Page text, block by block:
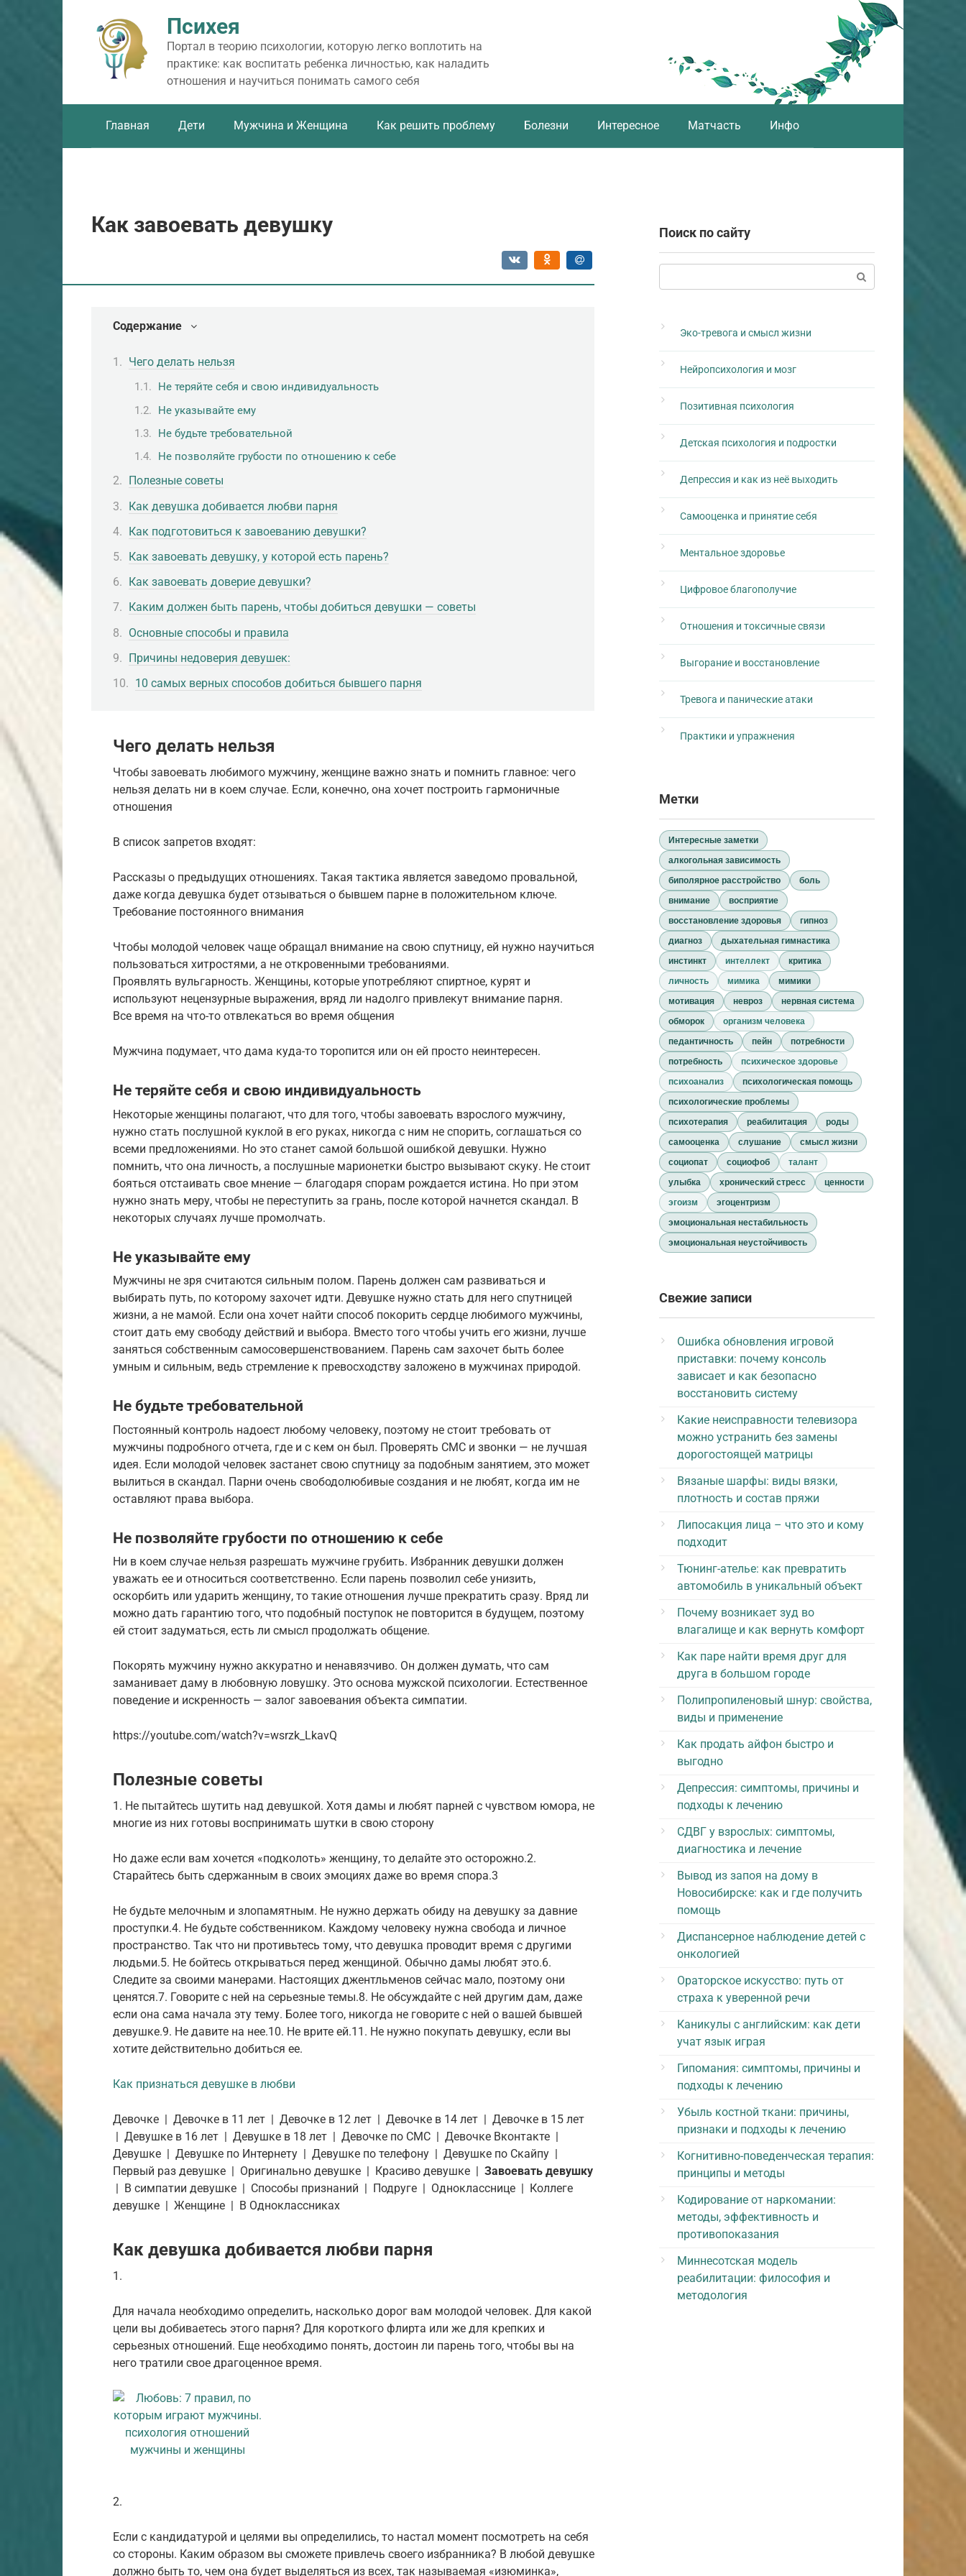
Психея
Портал в теорию психологии, которую легко воплотить на
практике: как воспитать ребенка личностью, как наладить
отношения и научиться понимать самого себя
Главная Дети Мужчина и Женщина Как решить проблему Болезни Интересное Матчасть Инфо
Как завоевать девушку
Содержание
Чего делать нельзя
Не теряйте себя и свою индивидуальность
Не указывайте ему
Не будьте требовательной
Не позволяйте грубости по отношению к себе
Полезные советы
Как девушка добивается любви парня
Как подготовиться к завоеванию девушки?
Как завоевать девушку, у которой есть парень?
Как завоевать доверие девушки?
Каким должен быть парень, чтобы добиться девушки — советы
Основные способы и правила
Причины недоверия девушек:
10 самых верных способов добиться бывшего парня
Чего делать нельзя
Чтобы завоевать любимого мужчину, женщине важно знать и помнить главное: чего
нельзя делать ни в коем случае. Если, конечно, она хочет построить гармоничные
отношения
В список запретов входят:
Рассказы о предыдущих отношениях. Такая тактика является заведомо провальной,
даже когда девушка будет отзываться о бывшем парне в положительном ключе.
Требование постоянного внимания
Чтобы молодой человек чаще обращал внимание на свою спутницу, ей нужно научиться
пользоваться хитростями, а не откровенными требованиями.
Проявлять вульгарность. Женщины, которые употребляют спиртное, курят и
используют нецензурные выражения, вряд ли надолго привлекут внимание парня.
Все время на что-то отвлекаться во время общения
Мужчина подумает, что дама куда-то торопится или он ей просто неинтересен.
Не теряйте себя и свою индивидуальность
Некоторые женщины полагают, что для того, чтобы завоевать взрослого мужчину,
нужно стать послушной куклой в его руках, никогда с ним не спорить, соглашаться со
всеми предложениями. Но это станет самой большой ошибкой девушки. Нужно
помнить, что она личность, а послушные марионетки быстро вызывают скуку. Не стоит
бояться отстаивать свое мнение — благодаря спорам рождается истина. Но при этом
нужно знать меру, чтобы не переступить за грань, после которой начнется скандал. В
некоторых случаях лучше промолчать.
Не указывайте ему
Мужчины не зря считаются сильным полом. Парень должен сам развиваться и
выбирать путь, по которому захочет идти. Девушке нужно стать для него спутницей
жизни, а не мамой. Если она хочет найти способ покорить сердце любимого мужчины,
стоит дать ему свободу действий и выбора. Вместо того чтобы учить его жизни, лучше
заняться собственным самосовершенствованием. Парень сам захочет быть более
умным и сильным, ведь стремление к превосходству заложено в мужчинах природой.
Не будьте требовательной
Постоянный контроль надоест любому человеку, поэтому не стоит требовать от
мужчины подробного отчета, где и с кем он был. Проверять СМС и звонки — не лучшая
идея. Если молодой человек застанет свою спутницу за подобным занятием, это может
вылиться в скандал. Парни очень свободолюбивые создания и не любят, когда им не
оставляют права выбора.
Не позволяйте грубости по отношению к себе
Ни в коем случае нельзя разрешать мужчине грубить. Избранник девушки должен
уважать ее и относиться соответственно. Если парень позволил себе унизить,
оскорбить или ударить женщину, то такие отношения лучше прекратить сразу. Вряд ли
можно дать гарантию того, что подобный поступок не повторится в будущем, поэтому
ей стоит задуматься, есть ли смысл продолжать общение.
Покорять мужчину нужно аккуратно и ненавязчиво. Он должен думать, что сам
заманивает даму в любовную ловушку. Это основа мужской психологии. Естественное
поведение и искренность — залог завоевания объекта симпатии.
https://youtube.com/watch?v=wsrzk_LkavQ
Полезные советы
1. Не пытайтесь шутить над девушкой. Хотя дамы и любят парней с чувством юмора, не
многие из них готовы воспринимать шутки в свою сторону
Но даже если вам хочется «подколоть» женщину, то делайте это осторожно.2.
Старайтесь быть сдержанным в своих эмоциях даже во время спора.3
Не будьте мелочным и злопамятным. Не нужно держать обиду на девушку за давние
проступки.4. Не будьте собственником. Каждому человеку нужна свобода и личное
пространство. Так что ни противьтесь тому, что девушка проводит время с другими
людьми.5. Не бойтесь открываться перед женщиной. Обычно дамы любят это.6.
Следите за своими манерами. Настоящих джентльменов сейчас мало, поэтому они
ценятся.7. Говорите с ней на серьезные темы.8. Не обсуждайте с ней другим дам, даже
если она сама начала эту тему. Более того, никогда не говорите с ней о вашей бывшей
девушке.9. Не давите на нее.10. Не врите ей.11. Не нужно покупать девушку, если вы
хотите действительно добиться ее.
Как признаться девушке в любви
Девочке | Девочке в 11 лет | Девочке в 12 лет | Девочке в 14 лет | Девочке в 15 лет
| Девушке в 16 лет | Девушке в 18 лет | Девочке по СМС | Девочке Вконтакте |
Девушке | Девушке по Интернету | Девушке по телефону | Девушке по Скайпу |
Первый раз девушке | Оригинально девушке | Красиво девушке | Завоевать девушку
| В симпатии девушке | Способы признаний | Подруге | Однокласснице | Коллеге
девушке | Женщине | В Одноклассниках
Как девушка добивается любви парня
1.
Для начала необходимо определить, насколько дорог вам молодой человек. Для какой
цели вы добиваетесь этого парня? Для короткого флирта или же для крепких и
серьезных отношений. Еще необходимо понять, достоин ли парень того, чтобы вы на
него тратили свое драгоценное время.
2.
Если с кандидатурой и целями вы определились, то настал момент посмотреть на себя
со стороны. Каким образом вы сможете привлечь своего избранника? В любой девушке
должно быть то, чем она будет выделяться из всех, так называемая «изюминка»,
Поиск по сайту
Эко-тревога и смысл жизни
Нейропсихология и мозг
Позитивная психология
Детская психология и подростки
Депрессия и как из неё выходить
Самооценка и принятие себя
Ментальное здоровье
Цифровое благополучие
Отношения и токсичные связи
Выгорание и восстановление
Тревога и панические атаки
Практики и упражнения
Метки
Интересные заметки
алкогольная зависимость
биполярное расстройство
боль
внимание
восприятие
восстановление здоровья
гипноз
диагноз
дыхательная гимнастика
инстинкт
интеллект
критика
личность
мимика
мимики
мотивация
невроз
нервная система
обморок
организм человека
педантичность
пейн
потребности
потребность
психическое здоровье
психоанализ
психологическая помощь
психологические проблемы
психотерапия
реабилитация
роды
самооценка
слушание
смысл жизни
социопат
социофоб
талант
улыбка
хронический стресс
ценности
эгоизм
эгоцентризм
эмоциональная нестабильность
эмоциональная неустойчивость
Свежие записи
Ошибка обновления игровой
приставки: почему консоль
зависает и как безопасно
восстановить систему
Какие неисправности телевизора
можно устранить без замены
дорогостоящей матрицы
Вязаные шарфы: виды вязки,
плотность и состав пряжи
Липосакция лица – что это и кому
подходит
Тюнинг-ателье: как превратить
автомобиль в уникальный объект
Почему возникает зуд во
влагалище и как вернуть комфорт
Как паре найти время друг для
друга в большом городе
Полипропиленовый шнур: свойства,
виды и применение
Как продать айфон быстро и
выгодно
Депрессия: симптомы, причины и
подходы к лечению
СДВГ у взрослых: симптомы,
диагностика и лечение
Вывод из запоя на дому в
Новосибирске: как и где получить
помощь
Диспансерное наблюдение детей с
онкологией
Ораторское искусство: путь от
страха к уверенной речи
Каникулы с английским: как дети
учат язык играя
Гипомания: симптомы, причины и
подходы к лечению
Убыль костной ткани: причины,
признаки и подходы к лечению
Когнитивно-поведенческая терапия:
принципы и методы
Кодирование от наркомании:
методы, эффективность и
противопоказания
Миннесотская модель
реабилитации: философия и
методология